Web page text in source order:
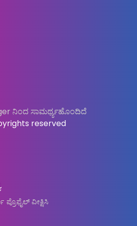
ನಿಂದ ಸಾಮರ್ಥ್ಯಹೊಂದಿದೆ
reserved
ಪ್ರೊಫೈಲ್ ವೀಕ್ಷಿಸಿ